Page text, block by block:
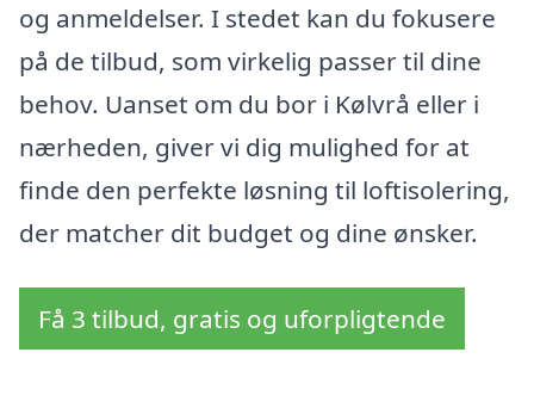
og anmeldelser. I stedet kan du fokusere
på de tilbud, som virkelig passer til dine
behov. Uanset om du bor i Kølvrå eller i
nærheden, giver vi dig mulighed for at
finde den perfekte løsning til loftisolering,
der matcher dit budget og dine ønsker.
Få 3 tilbud, gratis og uforpligtende